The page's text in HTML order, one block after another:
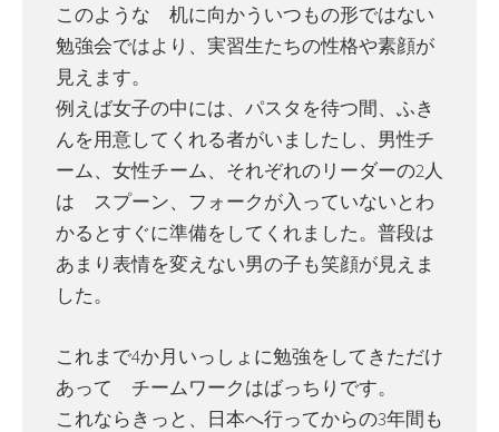
このような 机に向かういつもの形ではない
勉強会ではより、実習生たちの性格や素顔が
見えます。
例えば女子の中には、パスタを待つ間、ふき
んを用意してくれる者がいましたし、男性チ
ーム、女性チーム、それぞれのリーダーの2人
は スプーン、フォークが入っていないとわ
かるとすぐに準備をしてくれました。普段は
あまり表情を変えない男の子も笑顔が見えま
した。
これまで4か月いっしょに勉強をしてきただけ
あって チームワークはばっちりです。
これならきっと、日本へ行ってからの3年間も